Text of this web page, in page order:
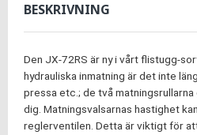
BESKRIVNING
Den JX-72RS är ny i vårt flistugg-
hydrauliska inmatning är det inte
pressa etc.; de två
dig. Matningsvalsarnas hastighet
reglerventilen. Detta är viktigt för